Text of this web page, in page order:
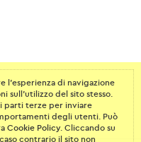
l’esperienza di navigazione
sull’utilizzo del sito stesso.
parti terze per inviare
degli utenti. Può
Cookie Policy. Cliccando su
contrario il sito non